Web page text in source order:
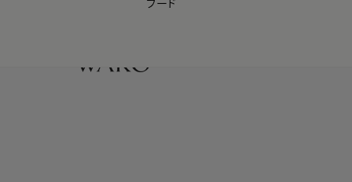
【会員様限定】夏のプレゼントキャンペーン開催中
フード